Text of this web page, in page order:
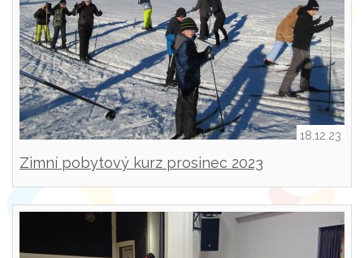
18.12.23
Zimní pobytový kurz prosinec 2023